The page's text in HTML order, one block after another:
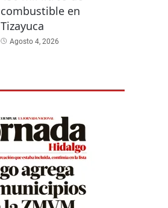
combustible en
Tizayuca
Agosto 4, 2026